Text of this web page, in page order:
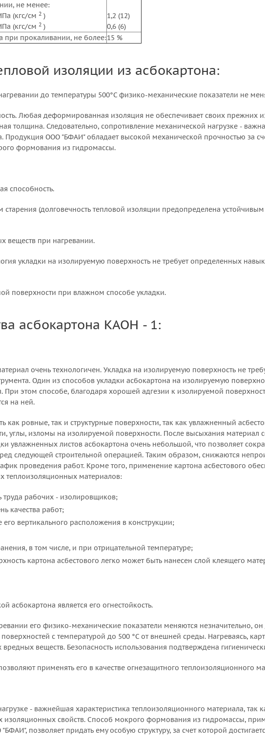
не менее:
(кгс/см 2 )
(кгс/см 2 )
1,2 (12)
0,6 (6)
при прокаливании, не более:15 %
изоляции из асбокартона:
до температуры 500°С физико-механические показатели не
Любая деформированная изоляция не обеспечивает своих прежних
толщина. Следовательно, сопротивление механической нагрузке -
Продукция ООО "БФАИ" обладает высокой механической прочностью за
формования из гидромассы.
способность.
старения (долговечность тепловой изоляции предопределена
веществ при нагревании.
укладки на изолируемую поверхность не требует определенных
поверхности при влажном способе укладки.
асбокартона КАОН - 1:
очень технологичен. Укладка на изолируемую поверхность не
Один из способов укладки асбокартона на изолируемую
При этом способе, благодаря хорошей адгезии к изолируемой
на ней.
как ровные, так и структурные поверхности, так как увлажненный
углы, изломы на изолируемой поверхности. После высыхания материал
увлажненных листов асбокартона очень небольшой, что позволяет
следующей строительной операцией. Таким образом, снижаются
проведения работ. Кроме того, применение картона асбестового
теплоизоляционных материалов:
труда рабочих - изолировщиков;
качества работ;
его вертикального расположения в конструкции;
в том числе, и при отрицательной температуре;
картона асбестового легко может быть нанесен слой клеящего
асбокартона является его огнестойкость.
его физико-механические показатели меняются незначительно, он
с температурой до 500 °С от внешней среды. Нагреваясь,
веществ. Безопасность использования подтверждена
применять его в качестве огнезащитного теплоизоляционного
- важнейшая характеристика теплоизоляционного материала,
изоляционных свойств. Способ мокрого формования из гидромассы,
позволяет придать ему особую структуру, за счет которой